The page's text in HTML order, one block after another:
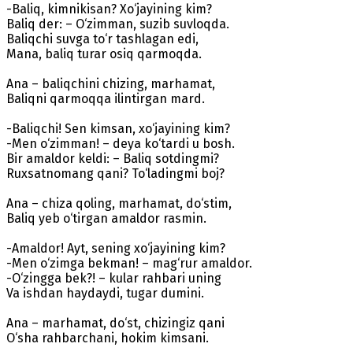
-Baliq, kimnikisan? Xo‘jayining kim?
Baliq der: – O‘zimman, suzib suvloqda.
Baliqchi suvga to‘r tashlagan edi,
Mana, baliq turar osiq qarmoqda.
Ana – baliqchini chizing, marhamat,
Baliqni qarmoqqa ilintirgan mard.
-Baliqchi! Sen kimsan, xo‘jayining kim?
-Men o‘zimman! – deya ko‘tardi u bosh.
Bir amaldor keldi: – Baliq sotdingmi?
Ruxsatnomang qani? To‘ladingmi boj?
Ana – chiza qoling, marhamat, do‘stim,
Baliq yeb o‘tirgan amaldor rasmin.
-Amaldor! Ayt, sening xo‘jayining kim?
-Men o‘zimga bekman! – mag‘rur amaldor.
-O‘zingga bek?! – kular rahbari uning
Va ishdan haydaydi, tugar dumini.
Ana – marhamat, do‘st, chizingiz qani
O‘sha rahbarchani, hokim kimsani.